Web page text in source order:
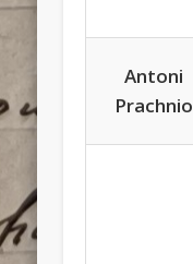
Antoni
Prachnio